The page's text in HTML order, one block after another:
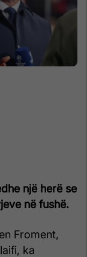
një herë se
në fushë.
Froment,
ka